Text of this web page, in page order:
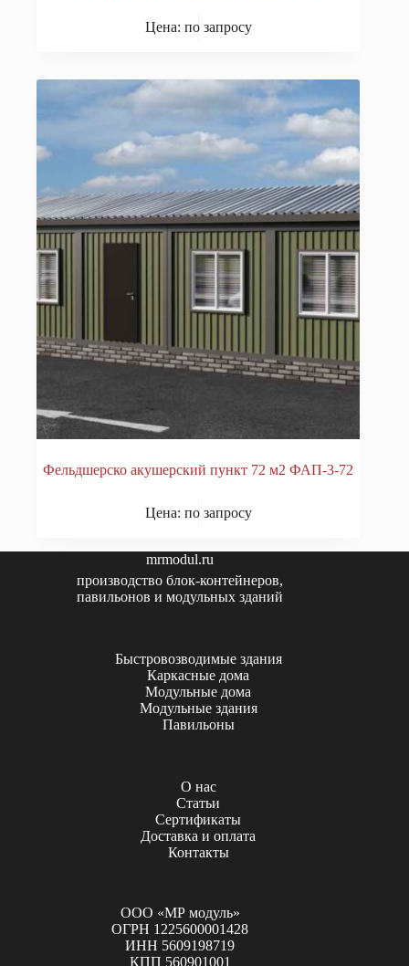
Цена: по запросу
Фельдшерско акушерский пункт 72 м2 ФАП-3-72
Цена: по запросу
mrmodul.ru
производство блок-контейнеров,
павильонов и модульных зданий
Быстровозводимые здания
Каркасные дома
Модульные дома
Модульные здания
Павильоны
О нас
Статьи
Сертификаты
Доставка и оплата
Контакты
ООО «МР модуль»
ОГРН 1225600001428
ИНН 5609198719
КПП 560901001